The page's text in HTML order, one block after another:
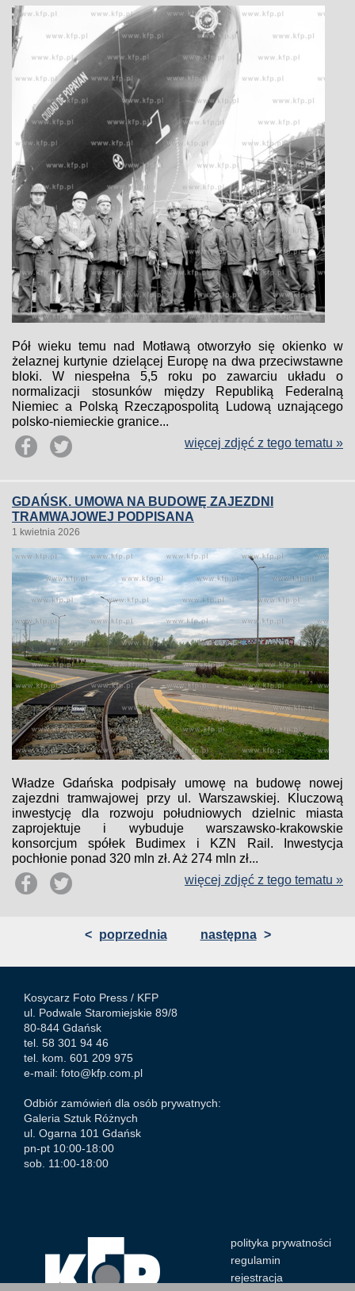
Pół wieku temu nad Motławą otworzyło się okienko w
żelaznej kurtynie dzielącej Europę na dwa przeciwstawne
bloki. W niespełna 5,5 roku po zawarciu układu o
normalizacji stosunków między Republiką Federalną
Niemiec a Polską Rzecząpospolitą Ludową uznającego
polsko-niemieckie granice...
więcej zdjęć z tego tematu »
GDAŃSK. UMOWA NA BUDOWĘ ZAJEZDNI
TRAMWAJOWEJ PODPISANA
1 kwietnia 2026
Władze Gdańska podpisały umowę na budowę nowej
zajezdni tramwajowej przy ul. Warszawskiej. Kluczową
inwestycję dla rozwoju południowych dzielnic miasta
zaprojektuje i wybuduje warszawsko-krakowskie
konsorcjum spółek Budimex i KZN Rail. Inwestycja
pochłonie ponad 320 mln zł. Aż 274 mln zł...
więcej zdjęć z tego tematu »
< poprzednia następna >
Kosycarz Foto Press / KFP
ul. Podwale Staromiejskie 89/8
80-844 Gdańsk
tel. 58 301 94 46
tel. kom. 601 209 975
e-mail: foto@kfp.com.pl
Odbiór zamówień dla osób prywatnych:
Galeria Sztuk Różnych
ul. Ogarna 101 Gdańsk
pn-pt 10:00-18:00
sob. 11:00-18:00
polityka prywatności
regulamin
rejestracja